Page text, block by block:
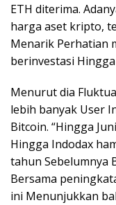
ETH diterima.
harga aset kripto,
Menarik Perhatian
berinvestasi
Menurut dia
lebih banyak User
Bitcoin. “Hingga
Hingga Indodax
tahun Sebelumnya
Bersama
ini Menunjukkan